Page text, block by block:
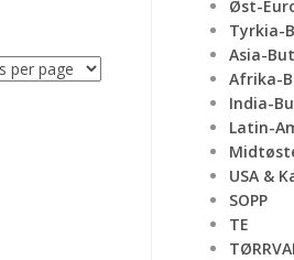
Øst-
Tyrkia-
Asia-
Afrika-
India-
Latin-
USA &
SOPP
TE